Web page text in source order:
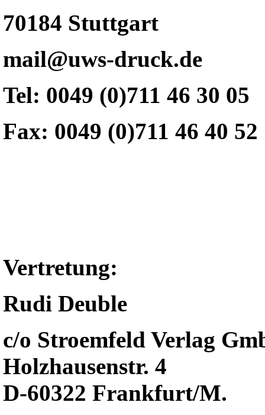
70184 Stuttgart
mail@uws-druck.de
Tel: 0049 (0)711 46 30 05
Fax: 0049 (0)711 46 40 52
Vertretung:
Rudi Deuble
c/o Stroemfeld Verlag
Holzhausenstr. 4
D-60322 Frankfurt/M.